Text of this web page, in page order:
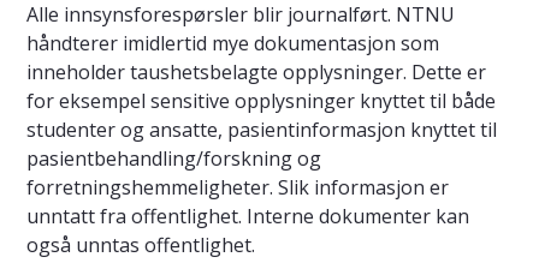
Alle innsynsforespørsler blir journalført. NTNU
håndterer imidlertid mye dokumentasjon som
inneholder taushetsbelagte opplysninger. Dette er
for eksempel sensitive opplysninger knyttet til både
studenter og ansatte, pasientinformasjon knyttet til
pasientbehandling/forskning og
forretningshemmeligheter. Slik informasjon er
unntatt fra offentlighet. Interne dokumenter kan
også unntas offentlighet.